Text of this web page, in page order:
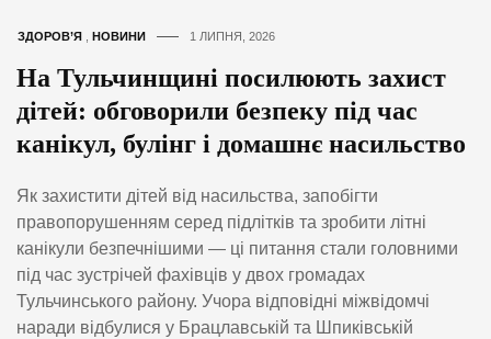
ЗДОРОВ’Я НОВИНИ 1 ЛИПНЯ, 2026
На Тульчинщині посилюють захист
дітей: обговорили безпеку під час
канікул, булінг і домашнє насильство
Як захистити дітей від насильства, запобігти
правопорушенням серед підлітків та зробити літні
канікули безпечнішими — ці питання стали головними
під час зустрічей фахівців у двох громадах
Тульчинського району. Учора відповідні міжвідомчі
наради відбулися у Брацлавській та Шпиківській